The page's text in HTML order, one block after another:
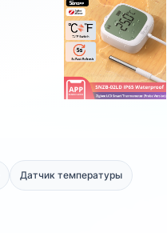
Датчик температуры